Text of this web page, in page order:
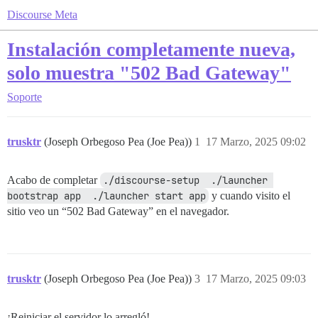
Discourse Meta
Instalación completamente nueva,
solo muestra "502 Bad Gateway"
Soporte
trusktr (Joseph Orbegoso Pea (Joe Pea)) 17 Marzo, 2025 09:02
1
Acabo de completar ./discourse-setup  ./launcher
bootstrap app  ./launcher start app y cuando visito el
sitio veo un “502 Bad Gateway” en el navegador.
trusktr (Joseph Orbegoso Pea (Joe Pea)) 17 Marzo, 2025 09:03
3